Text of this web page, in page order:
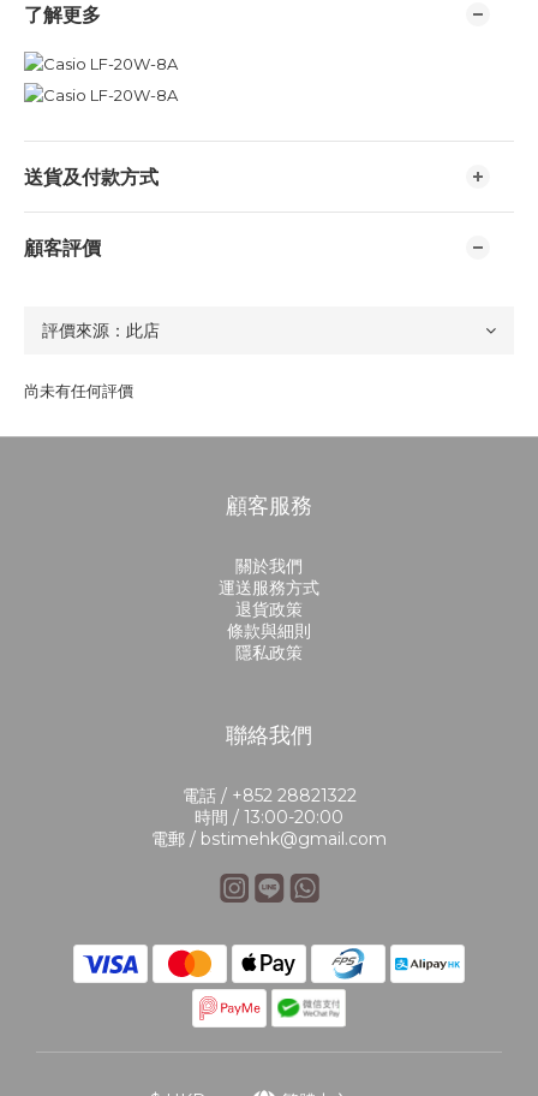
了解更多
送貨及付款方式
顧客評價
尚未有任何評價
顧客服務
關於我們
運送服務方式
退貨政策
條款與細則
隱私政策
聯絡我們
電話 / +852 28821322
時間 / 13:00-20:00
電郵 / bstimehk@gmail.com